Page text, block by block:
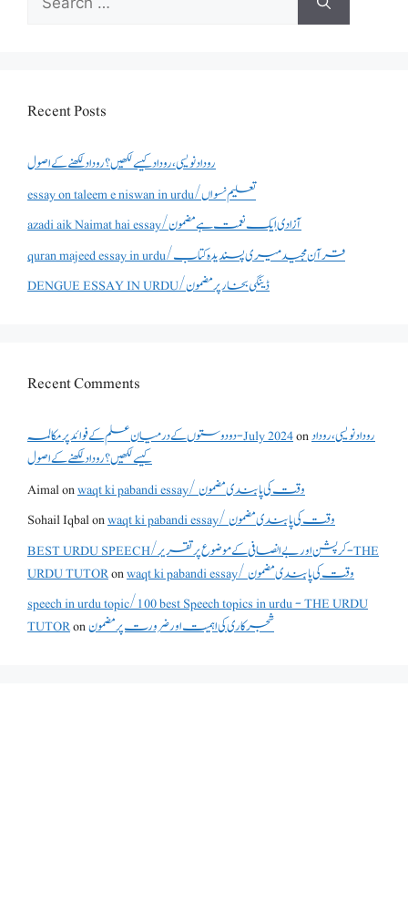
for:
Recent Posts
روداد نویسی ،روداد کیسے لکھیں؟ روداد لکھنے کے اصول
essay on taleem e niswan in urdu/تعلیم نسواں
azadi aik Naimat hai essay/آزادی ایک نعمت ہے مضمون
quran majeed essay in urdu/قرآن مجید میری پسندیدہ کتاب
DENGUE ESSAY IN URDU/ڈینگی بخار پر مضمون
Recent Comments
دو دوستوں کے درمیان علم کے فوائد پر مکالمہ - July 2024onروداد نویسی ،روداد
کیسے لکھیں؟ روداد لکھنے کے اصول
Aimalon
waqt ki pabandi essay/ وقت کی پابندی مضمون
Sohail Iqbalon
waqt ki pabandi essay/ وقت کی پابندی مضمون
BEST URDU SPEECH/کرپشن اور بے انصافی کے موضوع پر تقریر - THE
URDU TUTORon
waqt ki pabandi essay/ وقت کی پابندی مضمون
speech in urdu topic/100 best Speech topics in urdu - THE URDU
TUTORonشجرکاری کی اہمیت اور ضرورت پر مضمون